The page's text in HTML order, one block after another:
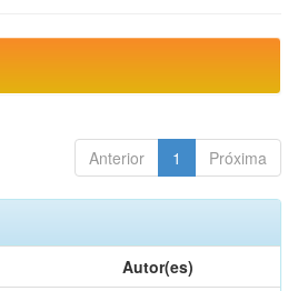
Anterior 1 Próxima
Autor(es)